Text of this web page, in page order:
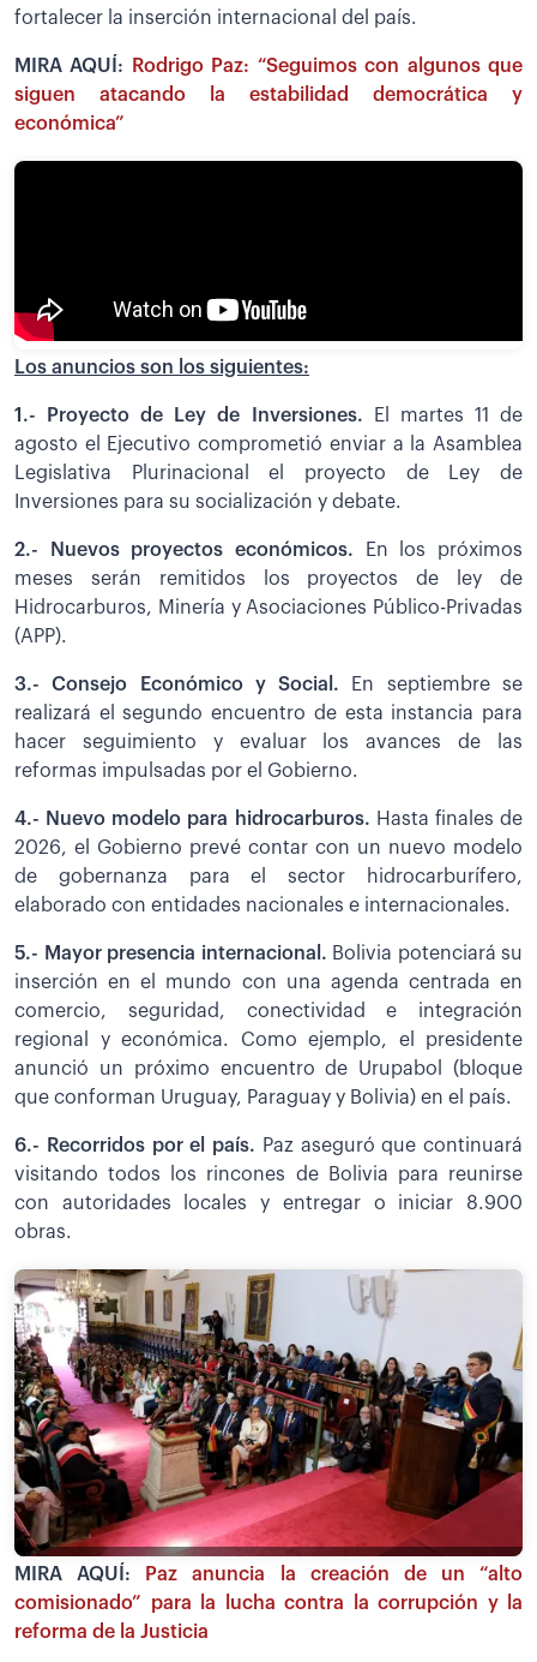
fortalecer la inserción internacional del país.
MIRA AQUÍ:
Rodrigo Paz: “Seguimos con algunos que
siguen atacando la estabilidad democrática y
económica”
Los anuncios son los siguientes:
1.- Proyecto de Ley de Inversiones. El martes 11 de
agosto el Ejecutivo comprometió enviar a la Asamblea
Legislativa Plurinacional el proyecto de Ley de
Inversiones para su socialización y debate.
2.- Nuevos proyectos económicos.
En los próximos
meses serán remitidos los proyectos de ley de
Hidrocarburos, Minería y Asociaciones Público-Privadas
(APP).
3.- Consejo Económico y Social. En septiembre se
realizará el segundo encuentro de esta instancia para
hacer seguimiento y evaluar los avances de las
reformas impulsadas por el Gobierno.
4.- Nuevo modelo para hidrocarburos. Hasta finales de
2026, el Gobierno prevé contar con un nuevo modelo
de gobernanza para el sector hidrocarburífero,
elaborado con entidades nacionales e internacionales.
5.- Mayor presencia internacional. Bolivia potenciará su
inserción en el mundo con una agenda centrada en
comercio, seguridad, conectividad e integración
regional y económica. Como ejemplo, el presidente
anunció un próximo encuentro de Urupabol (bloque
que conforman Uruguay, Paraguay y Bolivia) en el país.
6.- Recorridos por el país. Paz aseguró que continuará
visitando todos los rincones de Bolivia para reunirse
con autoridades locales y entregar o iniciar 8.900
obras.
MIRA AQUÍ:
Paz anuncia la creación de un “alto
comisionado” para la lucha contra la corrupción y la
reforma de la Justicia